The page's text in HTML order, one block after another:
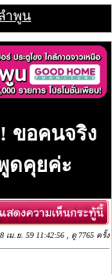
ำพูน
ขอคนจริง
ดคุยค่ะ
เม.ย. 59 11:42:56 , ดู 7765 ครั้ง